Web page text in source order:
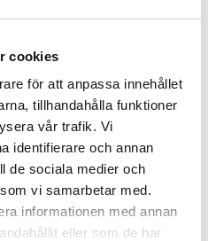
cookies
för att anpassa innehållet
tillhandahålla funktioner
vår trafik. Vi
identifierare och annan
de sociala medier och
vi samarbetar med.
informationen med annan
eller som de har
Nej
Ja
Nej